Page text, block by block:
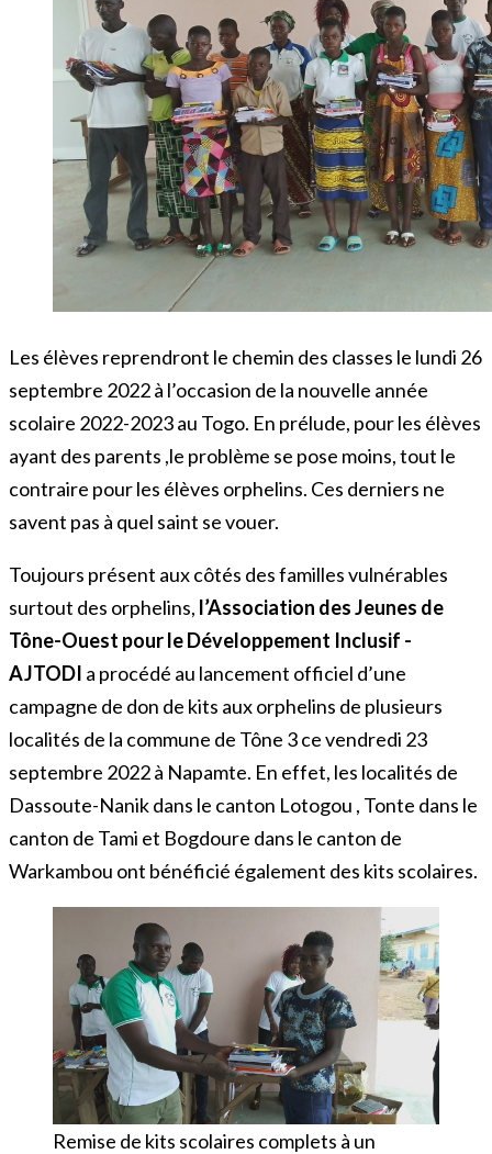
Les élèves reprendront le chemin des classes le lundi 26
septembre 2022 à l’occasion de la nouvelle année
scolaire 2022-2023 au Togo. En prélude, pour les élèves
ayant des parents ,le problème se pose moins, tout le
contraire pour les élèves orphelins. Ces derniers ne
savent pas à quel saint se vouer.
Toujours présent aux côtés des familles vulnérables
surtout des orphelins, l’Association des Jeunes de
Tône-Ouest pour le Développement Inclusif -
AJTODI a procédé au lancement officiel d’une
campagne de don de kits aux orphelins de plusieurs
localités de la commune de Tône 3 ce vendredi 23
septembre 2022 à Napamte. En effet, les localités de
Dassoute-Nanik dans le canton Lotogou , Tonte dans le
canton de Tami et Bogdoure dans le canton de
Warkambou ont bénéficié également des kits scolaires.
Remise de kits scolaires complets à un